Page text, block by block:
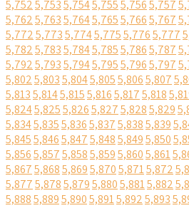
5,7525,7535,7545,7555,7565,757
5,7625,7635,7645,7655,7665,767
5,7725,7735,7745,7755,7765,777
5,7825,7835,7845,7855,7865,787
5,7925,7935,7945,7955,7965,797
5,8025,8035,8045,8055,8065,807
5,8135,8145,8155,8165,8175,818
5,8245,8255,8265,8275,8285,829
5,8345,8355,8365,8375,8385,839
5,8455,8465,8475,8485,8495,850
5,8565,8575,8585,8595,8605,861
5,8675,8685,8695,8705,8715,872
5,8775,8785,8795,8805,8815,882
5,8885,8895,8905,8915,8925,893